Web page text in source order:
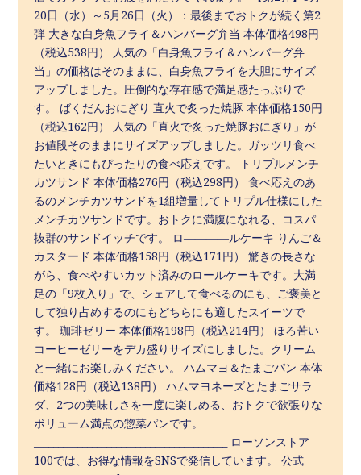
20日（水）～5月26日（火）：最後までおトクが続く第2
弾 大きな白身魚フライ＆ハンバーグ弁当 本体価格498円
（税込538円） 人気の「白身魚フライ＆ハンバーグ弁
当」の価格はそのままに、白身魚フライを大胆にサイズ
アップしました。圧倒的な存在感で満足感たっぷりで
す。 ばくだんおにぎり 直火で炙った焼豚 本体価格150円
（税込162円） 人気の「直火で炙った焼豚おにぎり」が
お値段そのままにサイズアップしました。ガッツリ食べ
たいときにもぴったりの食べ応えです。 トリプルメンチ
カツサンド 本体価格276円（税込298円） 食べ応えのあ
るのメンチカツサンドを1組増量してトリプル仕様にした
メンチカツサンドです。おトクに満腹になれる、コスパ
抜群のサンドイッチです。 ロ――――ルケーキ りんご＆
カスタード 本体価格158円（税込171円） 驚きの長さな
がら、食べやすいカット済みのロールケーキです。大満
足の「9枚入り」で、シェアして食べるのにも、ご褒美と
して独り占めするのにもどちらにも適したスイーツで
す。 珈琲ゼリー 本体価格198円（税込214円） ほろ苦い
コーヒーゼリーをデカ盛りサイズにしました。クリーム
と一緒にお楽しみください。 ハムマヨ＆たまごパン 本体
価格128円（税込138円） ハムマヨネーズとたまごサラ
ダ、2つの美味しさを一度に楽しめる、おトクで欲張りな
ボリューム満点の惣菜パンです。
________________________________________ ローソンストア
100では、お得な情報をSNSで発信しています。 公式